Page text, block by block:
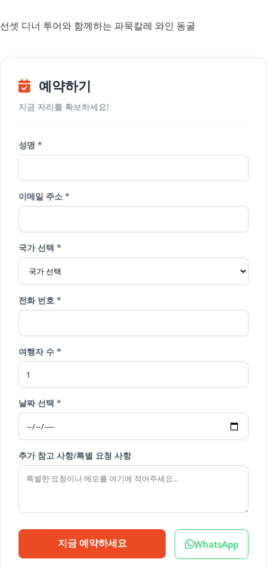
선셋 디너 투어와 함께하는 파묵칼레 와인 동굴
예약하기
지금 자리를 확보하세요!
성명 *
이메일 주소 *
국가 선택 *
전화 번호 *
여행자 수 *
날짜 선택 *
추가 참고 사항/특별 요청 사항
지금 예약하세요 WhatsApp